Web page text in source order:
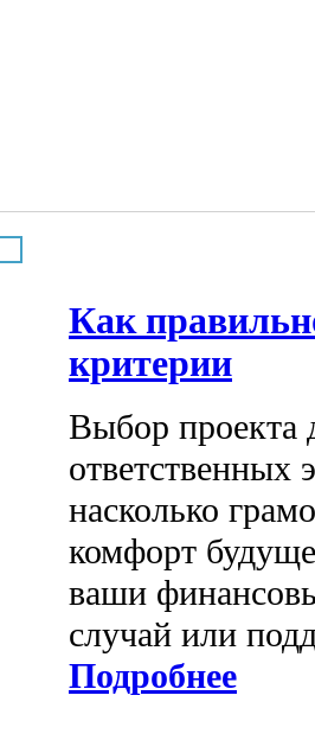
Как
критерии
Выбор проекта
ответственных
насколько
комфорт
ваши
случай или
Подробнее